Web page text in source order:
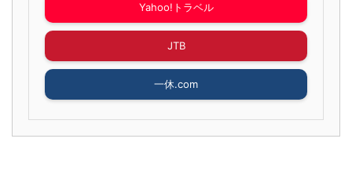
Yahoo!トラベル
JTB
一休.com